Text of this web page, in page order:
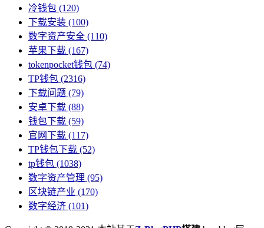
冷钱包 (120)
下载安装 (100)
数字资产安全 (110)
苹果下载 (167)
tokenpocket钱包 (74)
TP钱包 (2316)
下载问题 (79)
安卓下载 (88)
钱包下载 (59)
官网下载 (117)
TP钱包下载 (52)
tp钱包 (1038)
数字资产管理 (95)
区块链产业 (170)
数字经济 (101)